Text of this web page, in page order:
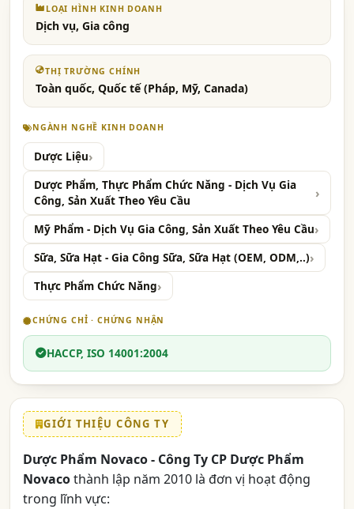
LOẠI HÌNH KINH DOANH
Dịch vụ, Gia công
THỊ TRƯỜNG CHÍNH
Toàn quốc, Quốc tế (Pháp, Mỹ, Canada)
NGÀNH NGHỀ KINH DOANH
Dược Liệu
Dược Phẩm, Thực Phẩm Chức Năng - Dịch Vụ Gia
Công, Sản Xuất Theo Yêu Cầu
Mỹ Phẩm - Dịch Vụ Gia Công, Sản Xuất Theo Yêu Cầu
Sữa, Sữa Hạt - Gia Công Sữa, Sữa Hạt (OEM, ODM,..)
Thực Phẩm Chức Năng
CHỨNG CHỈ · CHỨNG NHẬN
HACCP, ISO 14001:2004
GIỚI THIỆU CÔNG TY
Dược Phẩm Novaco - Công Ty CP Dược Phẩm
Novacothành lập năm 2010 là đơn vị hoạt động
trong lĩnh vực: